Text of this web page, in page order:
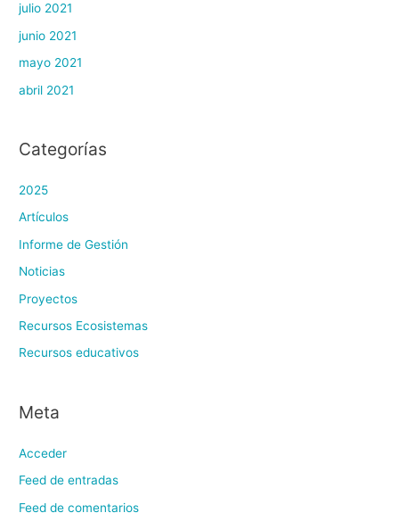
julio 2021
junio 2021
mayo 2021
abril 2021
Categorías
2025
Artículos
Informe de Gestión
Noticias
Proyectos
Recursos Ecosistemas
Recursos educativos
Meta
Acceder
Feed de entradas
Feed de comentarios